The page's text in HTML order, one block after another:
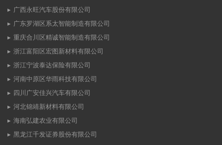
广西永旺汽车股份有限公司
广东罗湖区系太智能制造有限公司
重庆合川区精诚智能制造有限公司
浙江富阳区宏图新材料有限公司
浙江宁波泰达保险有限公司
河南中原区华雨科技有限公司
四川广安佳兴汽车有限公司
河北锦靖新材料有限公司
海南弘建农业有限公司
黑龙江千发证券股份有限公司